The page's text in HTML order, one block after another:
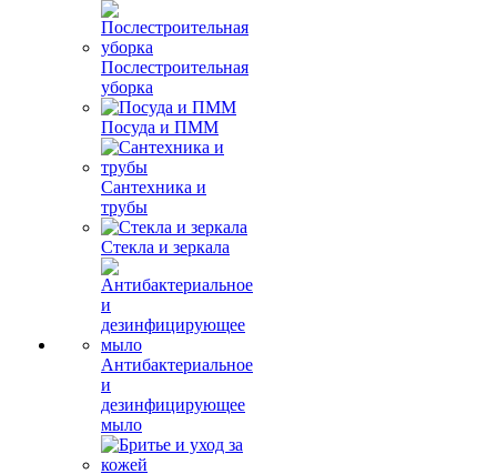
Послестроительная
уборка
Посуда и ПММ
Сантехника и
трубы
Стекла и зеркала
Антибактериальное
и
дезинфицирующее
мыло